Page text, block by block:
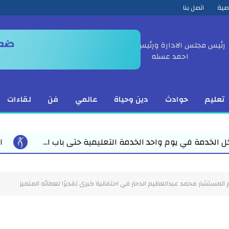
اتصل بنا
رئيس مجلس الادارة ورئيس التحرير
احمد عسله
تعليم حوادث دين وحياة عالمي فن لقاءات
استعدادا لاستقبال العام
المستشار محمد عبدالعظيم الدحار في احتفالية كبرى تقديرًا لعطائه المتميز